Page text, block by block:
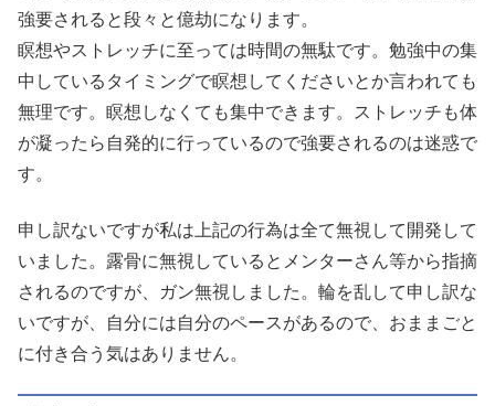
強要されると段々と億劫になります。
瞑想やストレッチに至っては時間の無駄です。勉強中の集
中しているタイミングで瞑想してくださいとか言われても
無理です。瞑想しなくても集中できます。ストレッチも体
が凝ったら自発的に行っているので強要されるのは迷惑で
す。
申し訳ないですが私は上記の行為は全て無視して開発して
いました。露骨に無視しているとメンターさん等から指摘
されるのですが、ガン無視しました。輪を乱して申し訳な
いですが、自分には自分のペースがあるので、おままごと
に付き合う気はありません。